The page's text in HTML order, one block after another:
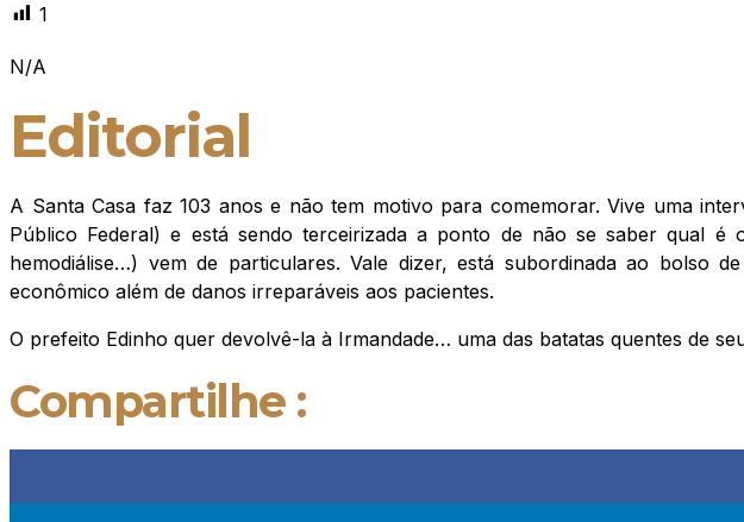
1
N/A
Editorial
A Santa Casa faz 103 anos e não tem motivo para comemorar. Vive uma
Público Federal) e está sendo terceirizada a ponto de não se saber qual é
hemodiálise…) vem de particulares. Vale dizer, está subordinada ao bolso
econômico além de danos irreparáveis aos pacientes.
O prefeito Edinho quer devolvê-la à Irmandade… uma das batatas quentes de
Compartilhe :